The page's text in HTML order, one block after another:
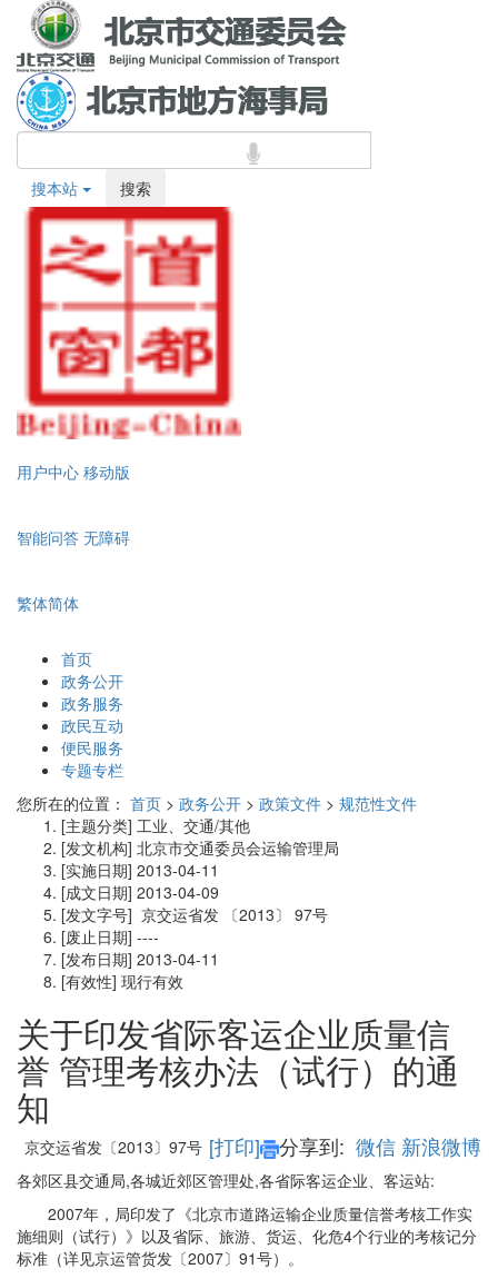
搜本站 搜索
用户中心 移动版
智能问答 无障碍
繁体简体
首页
政务公开
政务服务
政民互动
便民服务
专题专栏
您所在的位置： 首页 > 政务公开 > 政策文件 > 规范性文件
[主题分类] 工业、交通/其他
[发文机构] 北京市交通委员会运输管理局
[实施日期] 2013-04-11
[成文日期] 2013-04-09
[发文字号] 京交运省发 〔2013〕 97号
[废止日期] ----
[发布日期] 2013-04-11
[有效性] 现行有效
关于印发省际客运企业质量信
誉 管理考核办法（试行）的通
知
[打印] 分享到: 微信 新浪微博
京交运省发〔2013〕97号
各郊区县交通局,各城近郊区管理处,各省际客运企业、客运站:
2007年，局印发了《北京市道路运输企业质量信誉考核工作实
施细则（试行）》以及省际、旅游、货运、化危4个行业的考核记分
标准（详见京运管货发〔2007〕91号）。